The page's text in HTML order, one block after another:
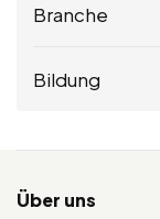
Branche
Bildung
Über uns